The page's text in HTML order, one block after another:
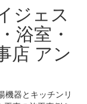
ジェス
浴室・
店 アン
機器とキッチンリ